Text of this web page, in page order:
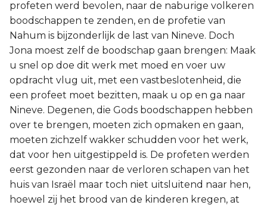
profeten werd bevolen, naar de naburige volkeren
boodschappen te zenden, en de profetie van
Nahum is bijzonderlijk de last van Nineve. Doch
Jona moest zelf de boodschap gaan brengen: Maak
u snel op doe dit werk met moed en voer uw
opdracht vlug uit, met een vastbeslotenheid, die
een profeet moet bezitten, maak u op en ga naar
Nineve. Degenen, die Gods boodschappen hebben
over te brengen, moeten zich opmaken en gaan,
moeten zichzelf wakker schudden voor het werk,
dat voor hen uitgestippeld is. De profeten werden
eerst gezonden naar de verloren schapen van het
huis van Israël maar toch niet uitsluitend naar hen,
hoewel zij het brood van de kinderen kregen, at